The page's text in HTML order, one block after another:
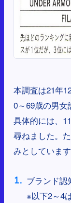
本調査は21年
0～69歳の男女
具体的には、
尋ねました。
みとしています
ブランド認
※以下2～4